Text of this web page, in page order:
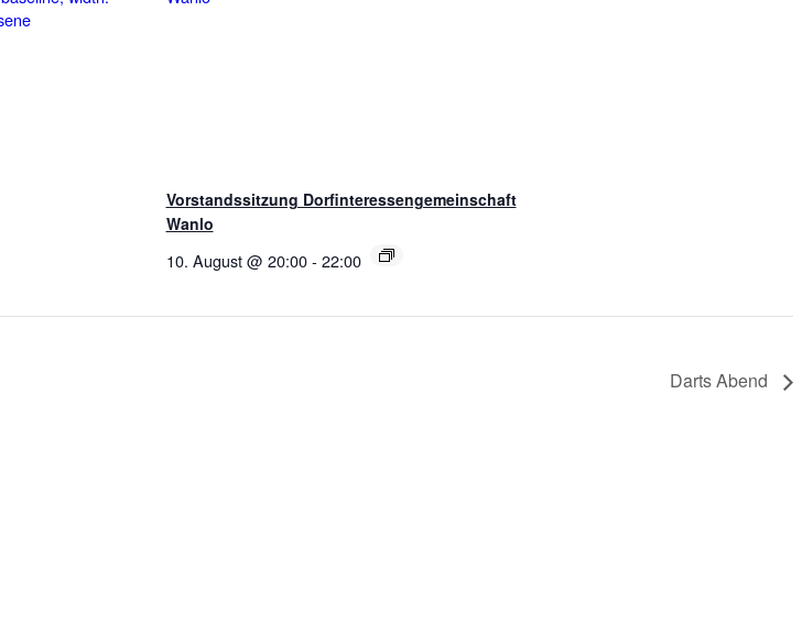
Vorstandssitzung Dorfinteressengemeinschaft
Wanlo
10. August @ 20:00 - 22:00
Darts Abend